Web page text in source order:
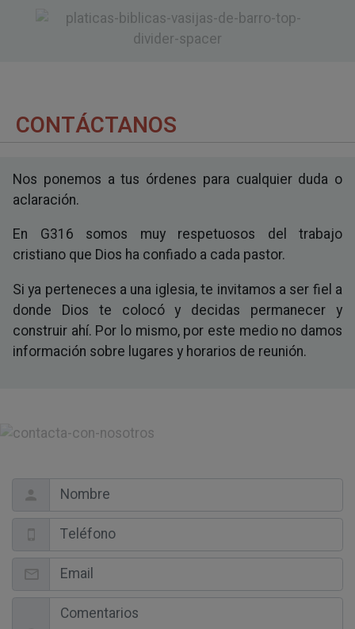
CONTÁCTANOS
Nos ponemos a tus órdenes para cualquier duda o
aclaración.
En G316 somos muy respetuosos del trabajo
cristiano que Dios ha confiado a cada pastor.
Si ya perteneces a una iglesia, te invitamos a ser fiel a
donde Dios te colocó y decidas permanecer y
construir ahí. Por lo mismo, por este medio no damos
información sobre lugares y horarios de reunión.